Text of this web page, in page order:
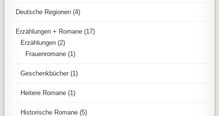
Deutsche Regionen (4)
Erzählungen + Romane (17)
Erzählungen (2)
Frauenromane (1)
Geschenkbücher (1)
Heitere Romane (1)
Historische Romane (5)